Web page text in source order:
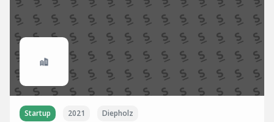
Startup 2021 Diepholz